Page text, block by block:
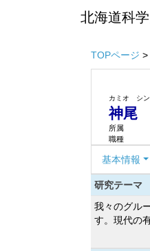
北海道科
TOPページ
カミオ シン
神尾
所属
職種
基本情報
研究テーマ
我々のグル
す。現代の